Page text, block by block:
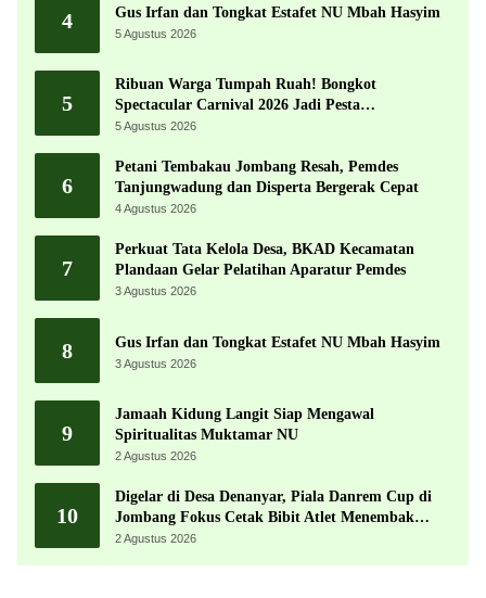
4 Gus Irfan dan Tongkat Estafet NU Mbah Hasyim
5 Agustus 2026
5
Ribuan Warga Tumpah Ruah! Bongkot
Spectacular Carnival 2026 Jadi Pesta
Kemerdekaan Terbesar di Peterongan
5 Agustus 2026
6
Petani Tembakau Jombang Resah, Pemdes
Tanjungwadung dan Disperta Bergerak Cepat
4 Agustus 2026
7
Perkuat Tata Kelola Desa, BKAD Kecamatan
Plandaan Gelar Pelatihan Aparatur Pemdes
3 Agustus 2026
8 Gus Irfan dan Tongkat Estafet NU Mbah Hasyim
3 Agustus 2026
9
Jamaah Kidung Langit Siap Mengawal
Spiritualitas Muktamar NU
2 Agustus 2026
10
Digelar di Desa Denanyar, Piala Danrem Cup di
Jombang Fokus Cetak Bibit Atlet Menembak
Berprestasi
2 Agustus 2026